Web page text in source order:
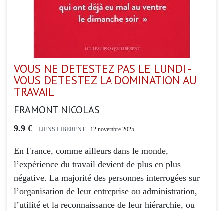
VOUS NE DETESTEZ PAS LE LUNDI -
VOUS DETESTEZ LA DOMINATION AU
TRAVAIL
FRAMONT NICOLAS
9.9 € - LIENS LIBERENT- 12 novembre 2025 -
En France, comme ailleurs dans le monde,
l’expérience du travail devient de plus en plus
négative. La majorité des personnes interrogées sur
l’organisation de leur entreprise ou administration,
l’utilité et la reconnaissance de leur hiérarchie, ou